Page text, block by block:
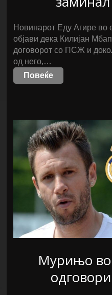
Новинарот Еду Агире во
објави дека Килијан
договорот со ПСЖ и
од него,…
Повеќе
Мурињо во